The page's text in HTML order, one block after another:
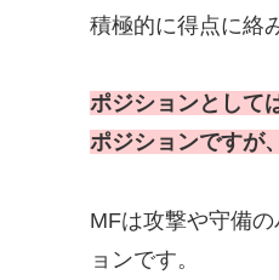
積極的に得点に絡
ポジションとして
ポジションですが
MFは攻撃や守備
ョンです。